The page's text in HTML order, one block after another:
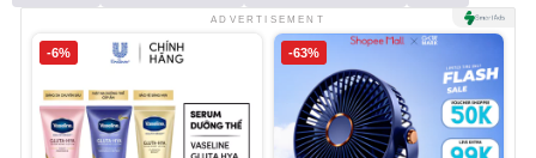
ADVERTISEMENT
-6% -63%